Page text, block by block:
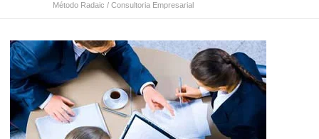
Método Radaic / Consultoria Empresarial